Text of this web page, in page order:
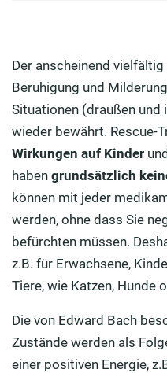
Der anscheinend
Beruhigung und
Situationen (draußen
wieder bewährt. Rescue-
Wirkungen auf Kinder
haben grundsätzlich
können mit jeder
werden, ohne dass Sie
befürchten müssen.
z.B. für Erwachsene,
Tiere, wie Katzen, Hunde
Die von Edward Bach
Zustände werden als
einer positiven Energie,